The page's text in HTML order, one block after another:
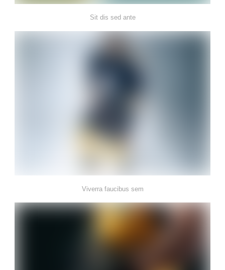
Sit dis sed ante
Viverra faucibus sem